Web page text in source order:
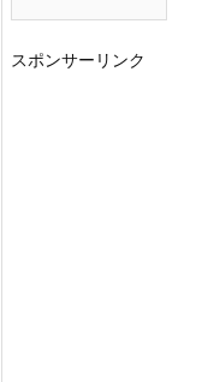
スポンサーリンク